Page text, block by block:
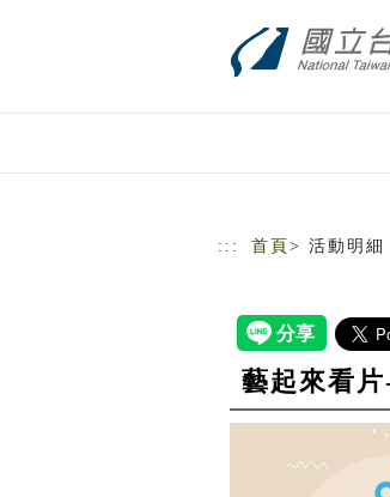
::: 首頁 > 活動明細
藝起來看